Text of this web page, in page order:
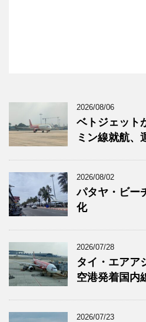
2026/08/06
ベトジェット
ミン線就航、
2026/08/02
パタヤ・ビー
化
2026/07/28
タイ・エアア
空港発着国内
2026/07/23